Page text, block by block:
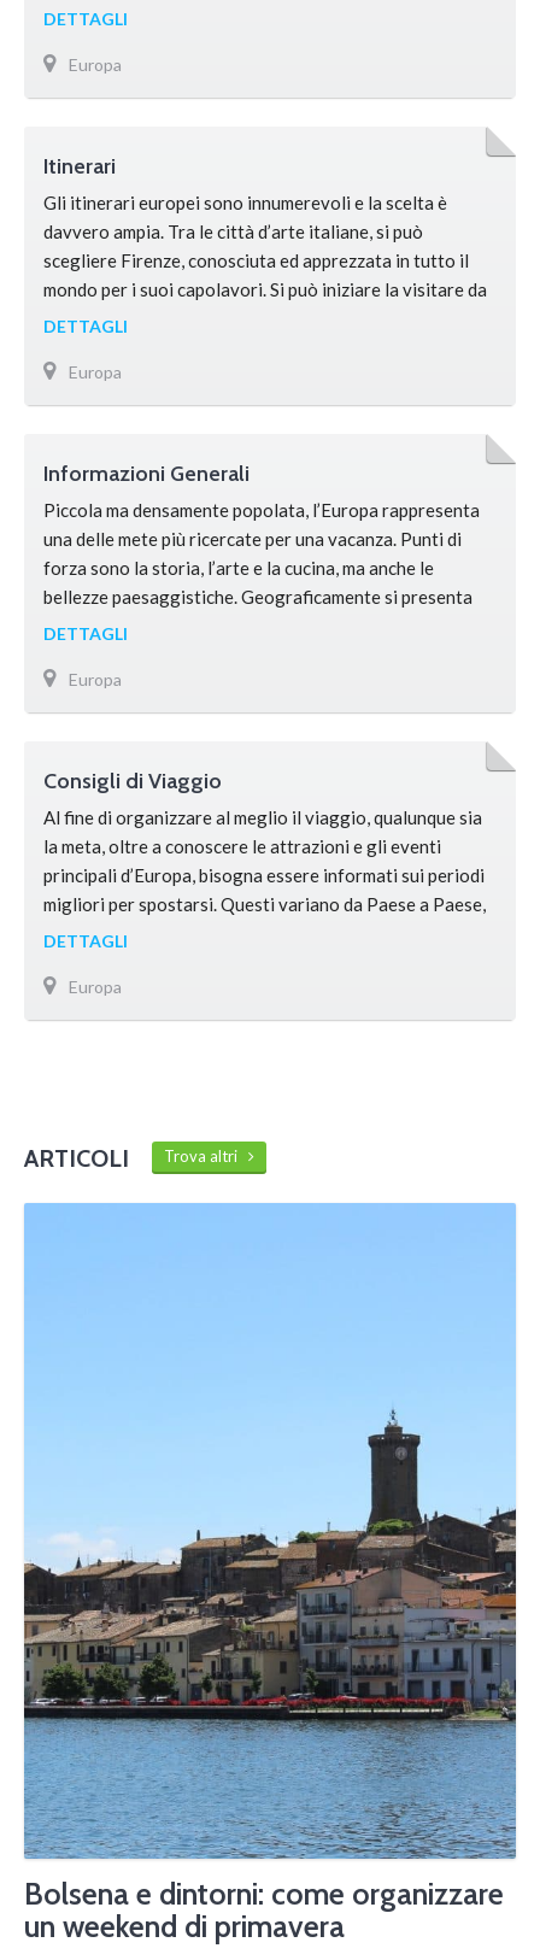
come evento dedicato agli artisti emergenti, il Sziget
raduni musicali più …
DETTAGLI
Europa
Itinerari
Gli itinerari europei sono innumerevoli e la scelta è
davvero ampia. Tra le città d’arte italiane, si può
scegliere Firenze, conosciuta ed apprezzata in tutto il
mondo per i suoi capolavori. Si può iniziare la visitare da
Piazza Santa Croce, per raggiungere poi Piazza della
Vecchio, si arriva alla Loggia del Mercato Nuovo e …
DETTAGLI
Europa
Informazioni Generali
Piccola ma densamente popolata, l’Europa rappresenta
una delle mete più ricercate per una vacanza. Punti di
forza sono la storia, l’arte e la cucina, ma anche le
bellezze paesaggistiche. Geograficamente si presenta
come una grande penisola, facente parte dell’Eurasia, ma
continente a sé stante. Il territorio è ricco ed articolato.
…
DETTAGLI
Europa
Consigli di Viaggio
Al fine di organizzare al meglio il viaggio, qualunque sia
la meta, oltre a conoscere le attrazioni e gli eventi
principali d’Europa, bisogna essere informati sui periodi
migliori per spostarsi. Questi variano da Paese a Paese,
tenendo conto del clima e di altri fattori. Per visitare le
aprile e giugno. Se …
DETTAGLI
Europa
ARTICOLI Trova altri
Bolsena e dintorni: come organizzare
un weekend di primavera